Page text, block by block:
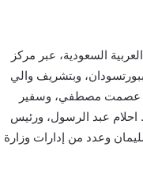
السعودية، عبر مركز
وبتشريف والي
البحر الأحمر الفريق الركن مصطفي محمد نور، ووكيل وزارة الصحة الاتحادية المفوض د٠عصمت مصطفي، وسفير
احلام عبد الرسول، ورئيس
وعدد من إدارات وزارة